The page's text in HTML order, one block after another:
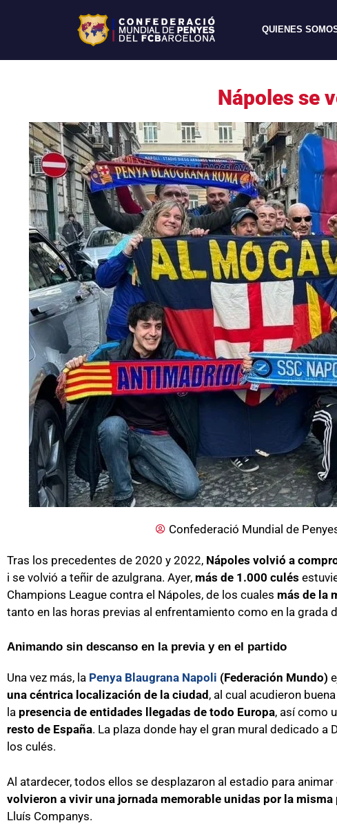
QUIENES
Nápoles se
Confederació Mundial de
Tras los precedentes de 2020 y 2022, Nápoles volvió a
i se volvió a teñir de azulgrana. Ayer, más de 1.000 culés
Champions League contra el Nápoles, de los cuales más de la
tanto en las horas previas al enfrentamiento como en la grada
Animando sin descanso en la previa y en el partido
Una vez más, la Penya Blaugrana Napoli (Federación Mundo)
una céntrica localización de la ciudad , al cual acudieron
la presencia de entidades llegadas de todo Europa, así como
resto de España. La plaza donde hay el gran mural dedicado
los culés.
Al atardecer, todos ellos se desplazaron al estadio para
volvieron a vivir una jornada memorable unidas por la
Lluís Companys.